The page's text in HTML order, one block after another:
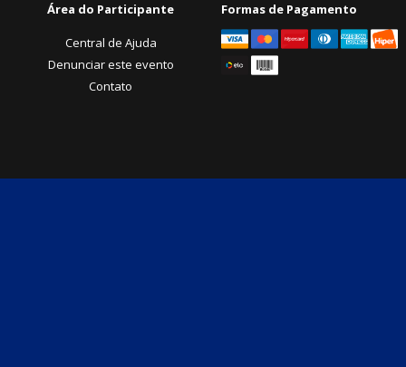
Área do Participante
Central de Ajuda
Denunciar este evento
Contato
Formas de Pagamento